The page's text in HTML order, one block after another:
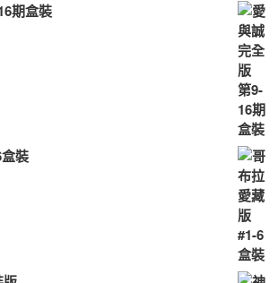
期盒裝
裝